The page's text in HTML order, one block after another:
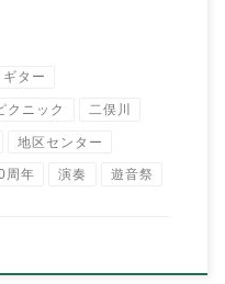
ギター
クニック 二俣川
地区センター
周年 演奏 遊音祭